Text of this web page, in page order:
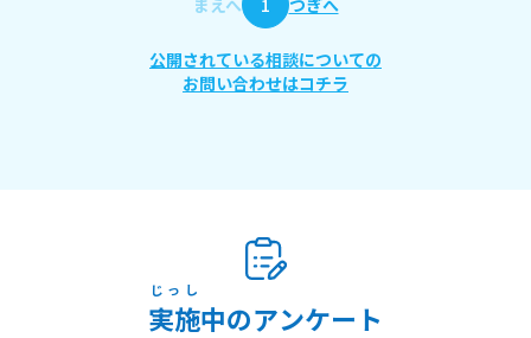
まえへ 1 つぎへ
公開されている相談についての
お問い合わせはコチラ
実施
じっし
中のアンケート